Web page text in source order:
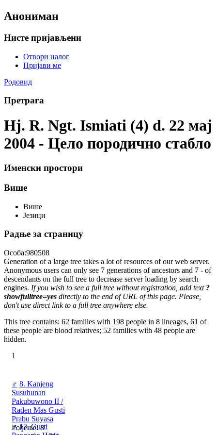
Анониман
Нисте пријављени
Отвори налог
Пријави ме
Родовид
Претрага
Hj. R. Ngt. Ismiati (4) d. 22 мај
2004 - Цело породично стабло
Именски простори
Више
Више
Језици
Радње за страницу
Особа:980508
Generation of a large tree takes a lot of resources of our web server.
Anonymous users can only see 7 generations of ancestors and 7 - of
descendants on the full tree to decrease server loading by search
engines. If you wish to see a full tree without registration, add text ?
showfulltree=yes directly to the end of URL of this page. Please,
don't use direct link to a full tree anywhere else.
This tree contains: 62 families with 198 people in 8 lineages, 61 of
these people are blood relatives; 52 families with 48 people are
hidden.
1
♂ 8. Kanjeng
Susuhunan
Pakubuwono II /
Raden Mas Gusti
Prabu Suyasa
Рођење: 8
♂ 12. Gusti